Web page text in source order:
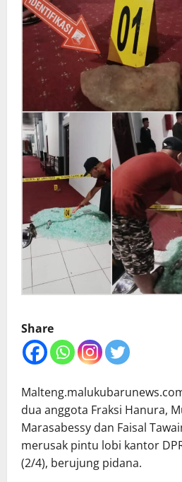
Share
dua anggota Fraksi Hanura,
Marasabessy dan Faisal
merusak pintu lobi kantor
(2/4), berujung pidana.